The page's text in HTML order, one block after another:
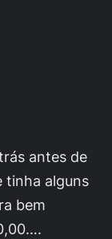
antes de
tinha alguns
bem